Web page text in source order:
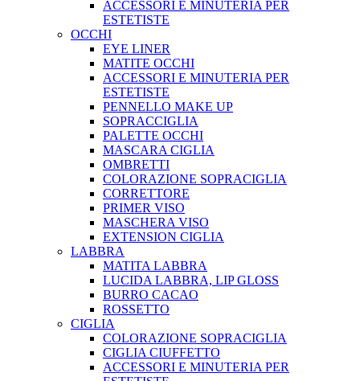
ACCESSORI E MINUTERIA PER
ESTETISTE
OCCHI
EYE LINER
MATITE OCCHI
ACCESSORI E MINUTERIA PER
ESTETISTE
PENNELLO MAKE UP
SOPRACCIGLIA
PALETTE OCCHI
MASCARA CIGLIA
OMBRETTI
COLORAZIONE SOPRACIGLIA
CORRETTORE
PRIMER VISO
MASCHERA VISO
EXTENSION CIGLIA
LABBRA
MATITA LABBRA
LUCIDA LABBRA, LIP GLOSS
BURRO CACAO
ROSSETTO
CIGLIA
COLORAZIONE SOPRACIGLIA
CIGLIA CIUFFETTO
ACCESSORI E MINUTERIA PER